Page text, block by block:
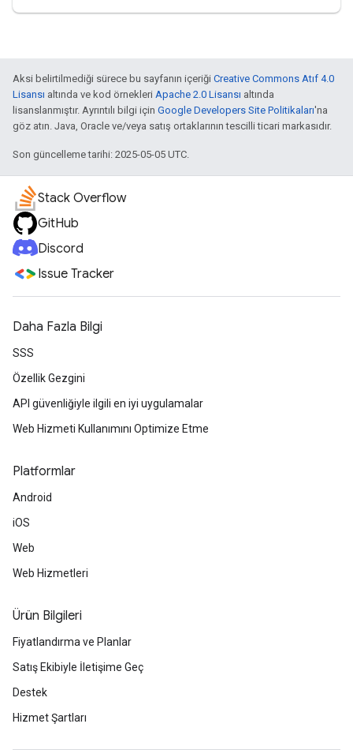
Aksi belirtilmediği sürece bu sayfanın içeriği Creative Commons Atıf 4.0
Lisansı altında ve kod örnekleri Apache 2.0 Lisansı altında
lisanslanmıştır. Ayrıntılı bilgi için Google Developers Site Politikaları'na
göz atın. Java, Oracle ve/veya satış ortaklarının tescilli ticari markasıdır.
Son güncelleme tarihi: 2025-05-05 UTC.
Stack Overflow
GitHub
Discord
Issue Tracker
Daha Fazla Bilgi
SSS
Özellik Gezgini
API güvenliğiyle ilgili en iyi uygulamalar
Web Hizmeti Kullanımını Optimize Etme
Platformlar
Android
iOS
Web
Web Hizmetleri
Ürün Bilgileri
Fiyatlandırma ve Planlar
Satış Ekibiyle İletişime Geç
Destek
Hizmet Şartları